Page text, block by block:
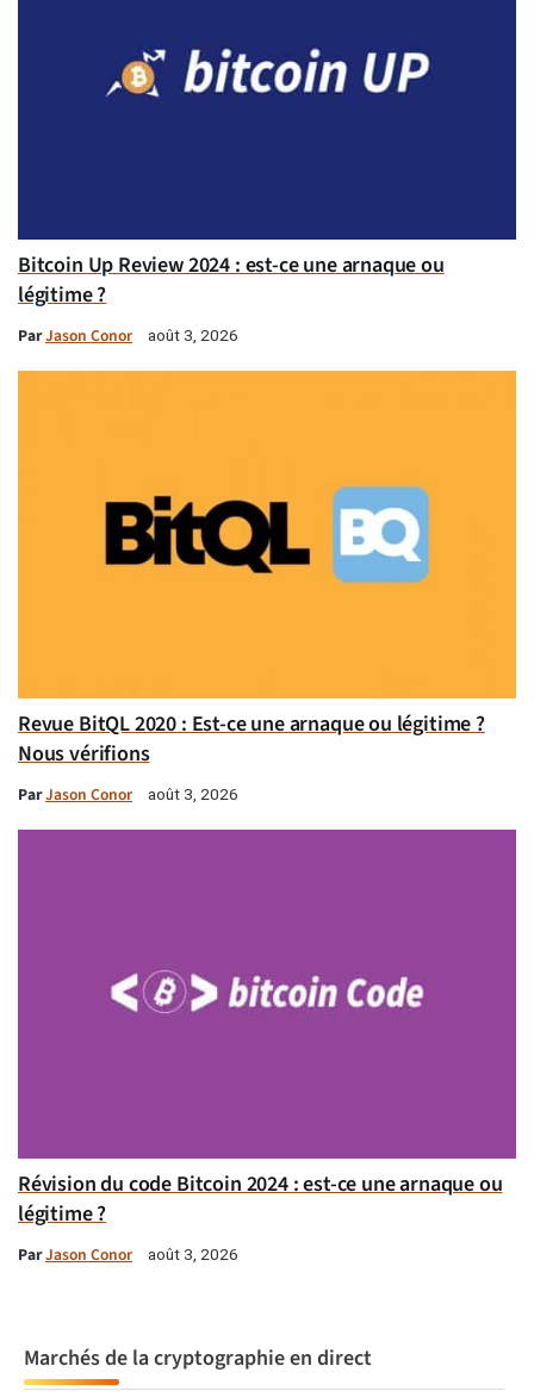
Bitcoin Up Review 2024 : est-ce une arnaque ou
légitime ?
ParJason Conor août 3, 2026
Revue BitQL 2020 : Est-ce une arnaque ou légitime ?
Nous vérifions
ParJason Conor août 3, 2026
Révision du code Bitcoin 2024 : est-ce une arnaque ou
légitime ?
ParJason Conor août 3, 2026
Marchés de la cryptographie en direct